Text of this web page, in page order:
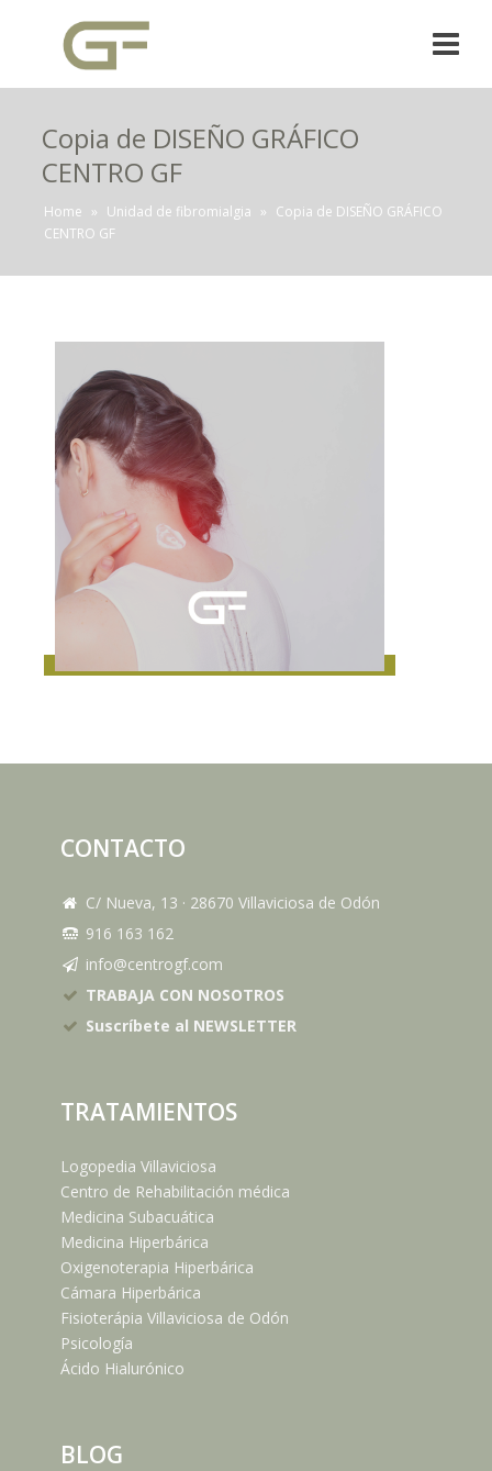
Copia de DISEÑO GRÁFICO
CENTRO GF
Home » Unidad de fibromialgia » Copia de DISEÑO GRÁFICO
CENTRO GF
CONTACTO
C/ Nueva, 13 · 28670 Villaviciosa de Odón
916 163 162
info@centrogf.com
TRABAJA CON NOSOTROS
Suscríbete al NEWSLETTER
TRATAMIENTOS
Logopedia Villaviciosa
Centro de Rehabilitación médica
Medicina Subacuática
Medicina Hiperbárica
Oxigenoterapia Hiperbárica
Cámara Hiperbárica
Fisioterápia Villaviciosa de Odón
Psicología
Ácido Hialurónico
BLOG